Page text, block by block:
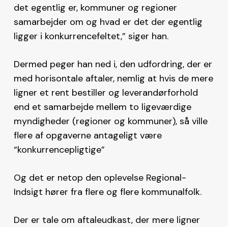
det egentlig er, kommuner og regioner
samarbejder om og hvad er det der egentlig
ligger i konkurrencefeltet,” siger han.
Dermed peger han ned i, den udfordring, der er
med horisontale aftaler, nemlig at hvis de mere
ligner et rent bestiller og leverandørforhold
end et samarbejde mellem to ligeværdige
myndigheder (regioner og kommuner), så ville
flere af opgaverne antageligt være
“konkurrencepligtige”
Og det er netop den oplevelse Regional-
Indsigt hører fra flere og flere kommunalfolk.
Der er tale om aftaleudkast, der mere ligner